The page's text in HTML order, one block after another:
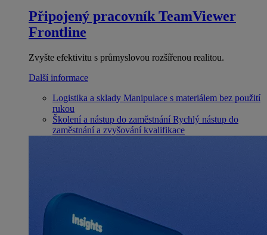
Připojený pracovník TeamViewer
Frontline
Zvyšte efektivitu s průmyslovou rozšířenou realitou.
Další informace
Logistika a sklady Manipulace s materiálem bez použití
rukou
Školení a nástup do zaměstnání Rychlý nástup do
zaměstnání a zvyšování kvalifikace